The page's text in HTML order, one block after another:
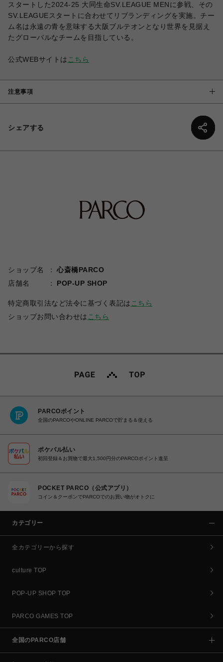
スタートした2024-25 大同生命SV.LEAGUE MENに参戦、その
SV.LEAGUEスタートに合わせてリブランディングを実施。チー
ム名は永遠の青を意味する大阪ブルテオンとなり世界を見据え
たグローバルなチームを目指している。
公式WEBサイトは こちら
注意事項
シェアする
ショップ名
心斎橋PARCO
店舗名
POP-UP SHOP
特定商取引法など法令に基づく表記は こちら
ショップお問い合わせは こちら
PARCOポイント
全国のPARCOやONLINE PARCOで貯まる＆使える
ポケパル払い
初回登録＆お買物で最大1,500円分のPARCOポイント進呈
POCKET PARCO（公式アプリ）
コイン＆クーポンでPARCOでのお買い物がオトクに
カテゴリー
全カテゴリーから探す
culture TOP
POP-UP SHOP TOP
PARCO GAMES TOP
全国のPARCO店舗